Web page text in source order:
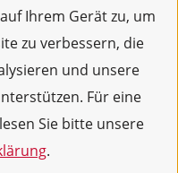
Ihrem Gerät zu, um
zu verbessern, die
und unsere
Für eine
Sie bitte unsere
.